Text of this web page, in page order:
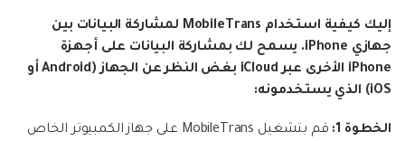
إليك كيفية استخدام MobileTrans لمشاركة البيانات بين
جهازي iPhone. يسمح لك بمشاركة البيانات على أجهزة
iPhone الأخرى عبر iCloud بغض النظر عن الجهاز (Android أو
iOS) الذي يستخدمونه:
الخطوة 1:
قم بتشغيل MobileTrans على جهاز الكمبيوتر الخاص